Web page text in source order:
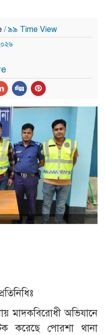
/ ৯৯ Time View
মাদকবিরোধী অভিযানে
করেছে পোরশা থানা